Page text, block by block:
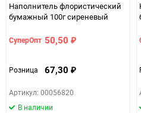
Наполнитель флористический
бумажный 100г сиреневый
СуперОпт 50,50 ₽
Розница 67,30 ₽
Артикул: 00056820
В наличии